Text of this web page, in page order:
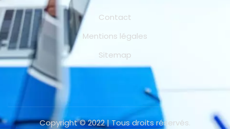
Contact
Mentions légales
Sitemap
Copyright © 2022 | Tous droits réservés.